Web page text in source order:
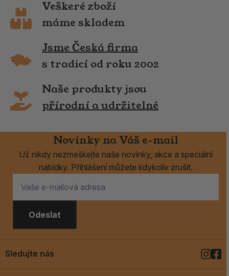
Veškeré zboží
máme skladem
Jsme Česká firma
s tradicí od roku 2002
Naše produkty jsou
přírodní a udržitelné
Novinky na Váš e-mail
Už nikdy nezmeškejte naše novinky, akce a speciální
nabídky. Přihlášení můžete kdykoliv zrušit.
Odeslat
Sledujte nás